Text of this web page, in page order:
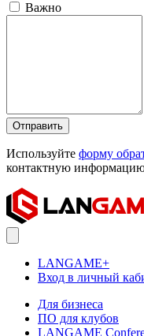
Важно
Отправить
Используйте форму
контактную информацию
LANGAME+
Вход в личный
Для бизнеса
ПО для клубов
LANGAME